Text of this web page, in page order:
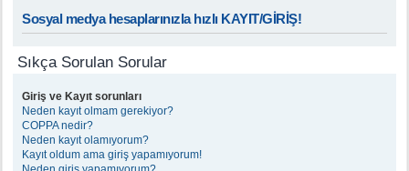
Sosyal medya hesaplarınızla hızlı KAYIT/GİRİŞ!
Sıkça Sorulan Sorular
Giriş ve Kayıt sorunları
Neden kayıt olmam gerekiyor?
COPPA nedir?
Neden kayıt olamıyorum?
Kayıt oldum ama giriş yapamıyorum!